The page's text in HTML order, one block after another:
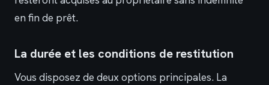
en fin de prêt.
La durée et les conditions de restitution
Vous disposez de deux options principales. La